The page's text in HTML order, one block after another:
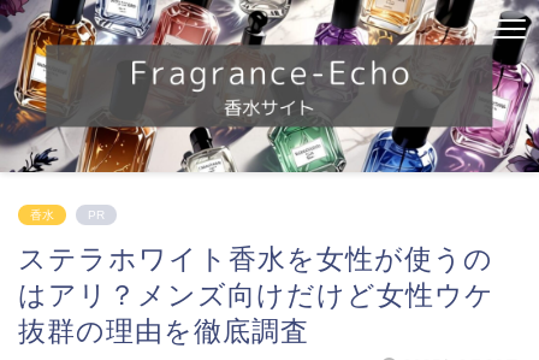
香水 PR
ステラホワイト香水を女性が使うの
はアリ？メンズ向けだけど女性ウケ
抜群の理由を徹底調査